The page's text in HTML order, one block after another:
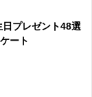
プレゼント48選
ート